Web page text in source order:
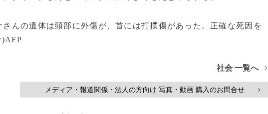
んの遺体は頭部に外傷が、首には打撲傷があった。正確な死因を
社会 一覧へ >
メディア・報道関係・法人の方向け 写真・動画 購入のお問合せ >